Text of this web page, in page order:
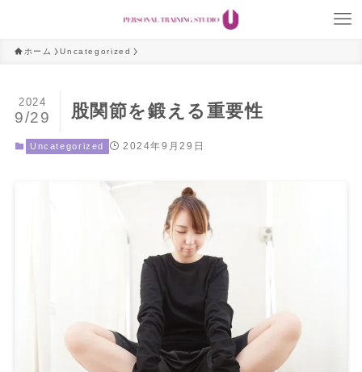
ホーム Uncategorized
股関節を鍛える重要性
2024
9/29
Uncategorized 2024年9月29日